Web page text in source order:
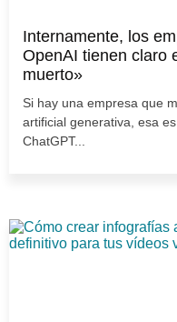
Internamente, los
OpenAI tienen claro
muerto»
Si hay una empresa que
artificial generativa, esa
ChatGPT...